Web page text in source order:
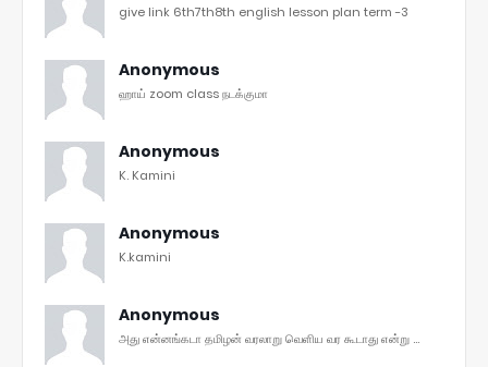
give link 6th7th8th english lesson plan term -3
Anonymous
ஹாய் zoom class நடக்குமா
Anonymous
K. Kamini
Anonymous
K.kamini
Anonymous
அது என்னங்கடா தமிழன் வரலாறு வெளிய வர கூடாது என்று ...